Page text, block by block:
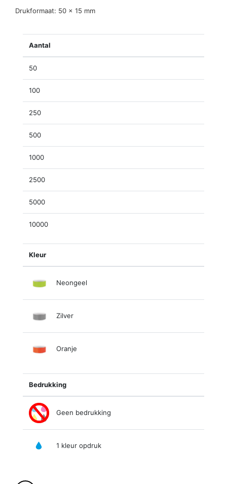
Drukformaat: 50 x 15 mm
Aantal
50
100
250
500
1000
2500
5000
10000
Kleur
Neongeel
Zilver
Oranje
Bedrukking
Geen bedrukking
1 kleur opdruk